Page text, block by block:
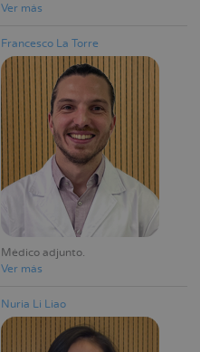
Ver más
Francesco La Torre
Médico adjunto
Ver más
Nuria Li Liao